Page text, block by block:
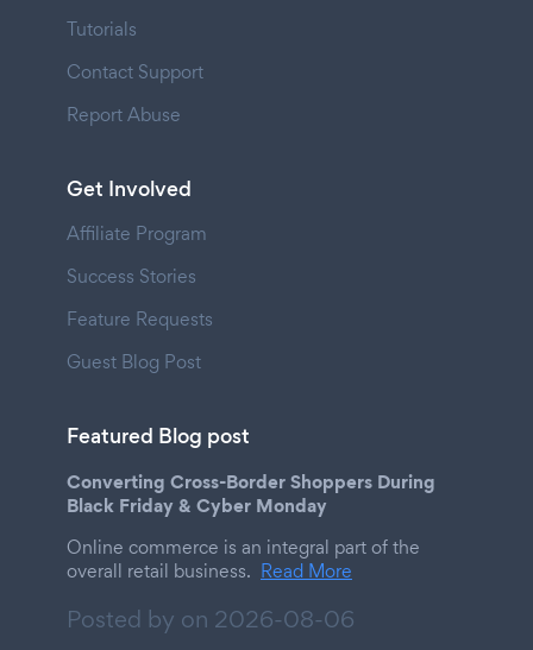
Tutorials
Contact Support
Report Abuse
Get Involved
Affiliate Program
Success Stories
Feature Requests
Guest Blog Post
Featured Blog post
Converting Cross-Border Shoppers During
Black Friday & Cyber Monday
Online commerce is an integral part of the
overall retail business. Read More
Posted by on 2026-08-06